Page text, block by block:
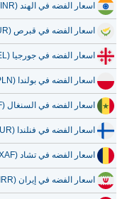
اسعار الفضه في الهند (INR)
اسعار الفضه في قبرص (EUR)
اسعار الفضه في جورجيا (GEL)
اسعار الفضه في بولندا (PLN)
اسعار الفضه في السنغال (XOF)
اسعار الفضه في فنلندا (EUR)
اسعار الفضه في تشاد (XAF)
اسعار الفضه في إيران (IRR)